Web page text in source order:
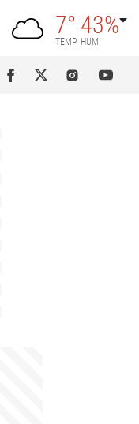
7°
TEMP
43%
HUM